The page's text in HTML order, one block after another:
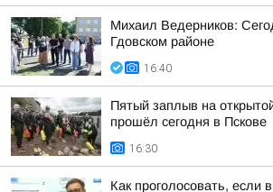
Михаил Ведерников:
Гдовском районе
16:40
Пятый заплыв на
прошёл сегодня в Пскове
16:30
Как проголосовать, если